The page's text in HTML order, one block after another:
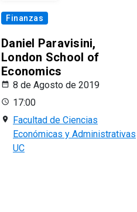
Finanzas
Daniel Paravisini,
London School of
Economics
8 de Agosto de 2019
17:00
Facultad de Ciencias
Económicas y Administrativas
UC